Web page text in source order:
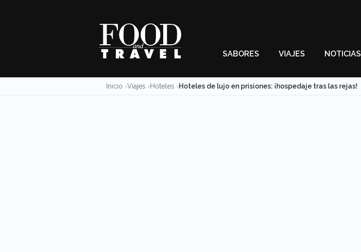
SABORES VIAJES NOTICIAS
Inicio Viajes Hoteles Hoteles de lujo en prisiones: ¡hospedaje tras las rejas!